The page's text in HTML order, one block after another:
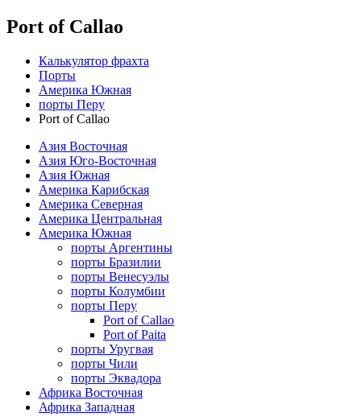
Port of Callao
Калькулятор фрахта
Порты
Америка Южная
порты Перу
Port of Callao
Азия Восточная
Азия Юго-Восточная
Азия Южная
Америка Карибская
Америка Северная
Америка Центральная
Америка Южная
порты Аргентины
порты Бразилии
порты Венесуэлы
порты Колумбии
порты Перу
Port of Callao
Port of Paita
порты Уругвая
порты Чили
порты Эквадора
Африка Восточная
Африка Западная